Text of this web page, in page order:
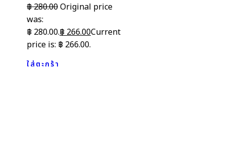
฿280.00Original price
was:
฿ 280.00.฿ 266.00Current
price is: ฿ 266.00.
ใส่ตะกร้า